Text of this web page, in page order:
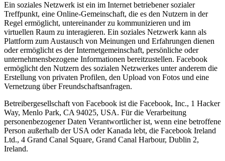
Ein soziales Netzwerk ist ein im Internet betriebener sozialer
Treffpunkt, eine Online-Gemeinschaft, die es den Nutzern in der
Regel ermöglicht, untereinander zu kommunizieren und im
virtuellen Raum zu interagieren. Ein soziales Netzwerk kann als
Plattform zum Austausch von Meinungen und Erfahrungen dienen
oder ermöglicht es der Internetgemeinschaft, persönliche oder
unternehmensbezogene Informationen bereitzustellen. Facebook
ermöglicht den Nutzern des sozialen Netzwerkes unter anderem die
Erstellung von privaten Profilen, den Upload von Fotos und eine
Vernetzung über Freundschaftsanfragen.
Betreibergesellschaft von Facebook ist die Facebook, Inc., 1 Hacker
Way, Menlo Park, CA 94025, USA. Für die Verarbeitung
personenbezogener Daten Verantwortlicher ist, wenn eine betroffene
Person außerhalb der USA oder Kanada lebt, die Facebook Ireland
Ltd., 4 Grand Canal Square, Grand Canal Harbour, Dublin 2,
Ireland.